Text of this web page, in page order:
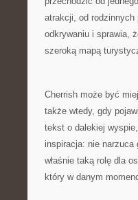
atrakcji, od rodzinnych
odkrywaniu i sprawia,
szeroką mapą
Cherrish może być
także wtedy, gdy
tekst o dalekiej wyspie,
inspiracja: nie narzuca
właśnie taką rolę dla
który w danym